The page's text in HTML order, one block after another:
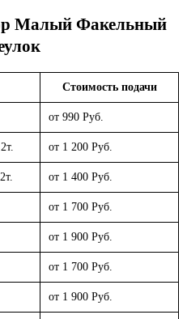
Малый Факельный
Стоимость подачи
от 990 Руб.
от 1 200 Руб.
от 1 400 Руб.
от 1 700 Руб.
от 1 900 Руб.
от 1 700 Руб.
от 1 900 Руб.